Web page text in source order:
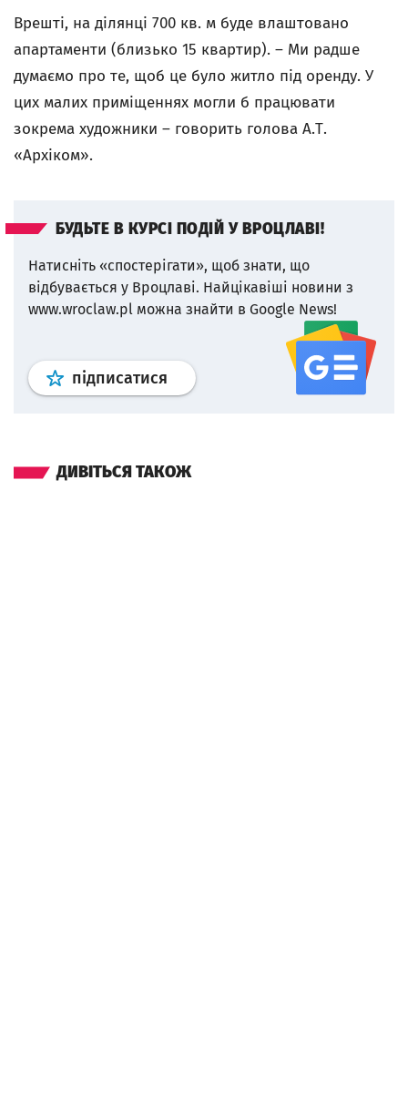
Врешті, на ділянці 700 кв. м буде влаштовано
апартаменти (близько 15 квартир). – Ми радше
думаємо про те, щоб це було житло під оренду. У
цих малих приміщеннях могли б працювати
зокрема художники – говорить голова А.Т.
«Архіком».
БУДЬТЕ В КУРСІ ПОДІЙ У ВРОЦЛАВІ!
Натисніть «спостерігати», щоб знати, що
відбувається у Вроцлаві. Найцікавіші новини з
www.wroclaw.pl можна знайти в Google News!
підписатися Профіль google news
ДИВІТЬСЯ ТАКОЖ